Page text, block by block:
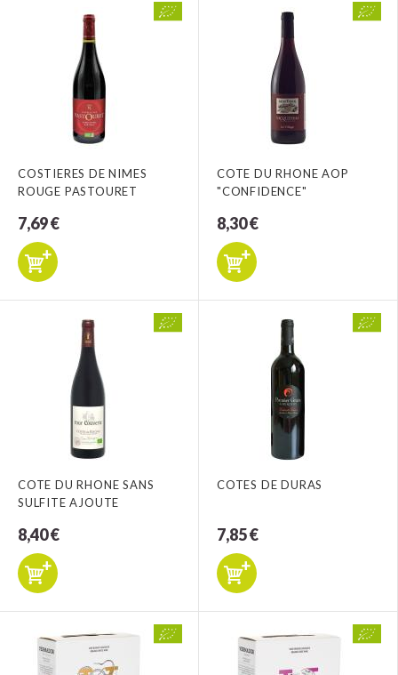
COSTIERES DE NIMES
ROUGE PASTOURET
7,69 €
COTE DU RHONE AOP
"CONFIDENCE"
8,30 €
COTE DU RHONE SANS
SULFITE AJOUTE
8,40 €
COTES DE DURAS
7,85 €